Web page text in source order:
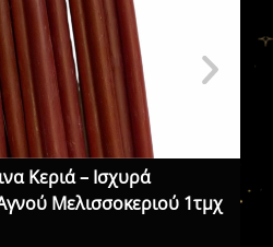
Κεριά – Ισχυρά
Μελισσοκεριού 1τμχ